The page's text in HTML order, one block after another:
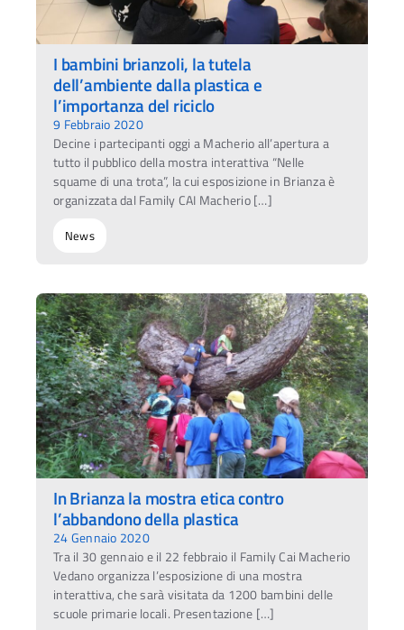
I bambini brianzoli, la tutela
dell’ambiente dalla plastica e
l’importanza del riciclo
9 Febbraio 2020
Decine i partecipanti oggi a Macherio all’apertura a
tutto il pubblico della mostra interattiva “Nelle
squame di una trota”, la cui esposizione in Brianza è
organizzata dal Family CAI Macherio […]
News
In Brianza la mostra etica contro
l’abbandono della plastica
24 Gennaio 2020
Tra il 30 gennaio e il 22 febbraio il Family Cai Macherio
Vedano organizza l’esposizione di una mostra
interattiva, che sarà visitata da 1200 bambini delle
scuole primarie locali. Presentazione […]